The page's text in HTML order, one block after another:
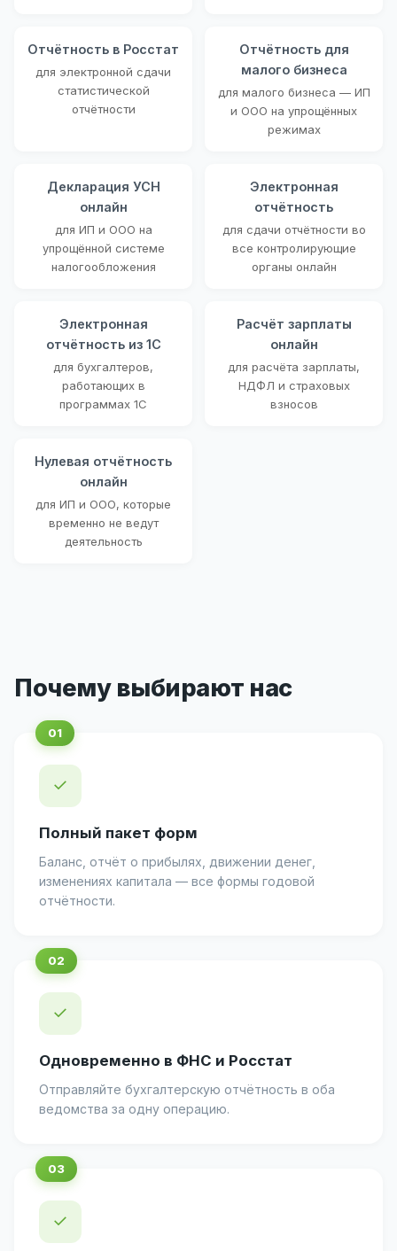
Отчётность в Росстат
для электронной сдачи
статистической
отчётности
Отчётность для
малого бизнеса
для малого бизнеса — ИП
и ООО на упрощённых
режимах
Декларация УСН
онлайн
для ИП и ООО на
упрощённой системе
налогообложения
Электронная
отчётность
для сдачи отчётности во
все контролирующие
органы онлайн
Электронная
отчётность из 1С
для бухгалтеров,
работающих в
программах 1С
Расчёт зарплаты
онлайн
для расчёта зарплаты,
НДФЛ и страховых
взносов
Нулевая отчётность
онлайн
для ИП и ООО, которые
временно не ведут
деятельность
Почему выбирают нас
✓
Полный пакет форм
Баланс, отчёт о прибылях, движении денег,
изменениях капитала — все формы годовой
отчётности.
✓
Одновременно в ФНС и Росстат
Отправляйте бухгалтерскую отчётность в оба
ведомства за одну операцию.
✓